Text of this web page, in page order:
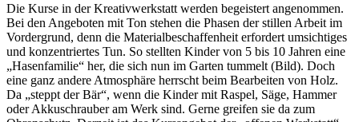
Die Kurse in der Kreativwerkstatt werden begeistert angenommen.
Bei den Angeboten mit Ton stehen die Phasen der stillen Arbeit im
Vordergrund, denn die Materialbeschaffenheit erfordert umsichtiges
und konzentriertes Tun. So stellten Kinder von 5 bis 10 Jahren eine
„Hasenfamilie“ her, die sich nun im Garten tummelt (Bild). Doch
eine ganz andere Atmosphäre herrscht beim Bearbeiten von Holz.
Da „steppt der Bär“, wenn die Kinder mit Raspel, Säge, Hammer
oder Akkuschrauber am Werk sind. Gerne greifen sie da zum